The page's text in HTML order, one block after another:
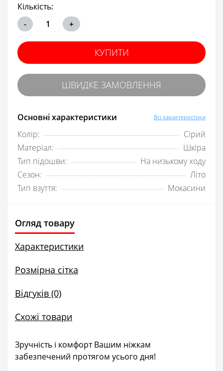
Основні характеристики Всі характеристики
Колір:
Сірий
Матеріал:
Шкіра
Тип підошви:
На низькому ходу
Сезон:
Літо
Тип взуття:
Мокасини
Кількість:
-
+
КУПИТИ
ШВИДКЕ ЗАМОВЛЕННЯ
Огляд товару
Характеристики
Розмірна сітка
Відгуків (0)
Схожі товари
Зручність і комфорт Вашим ніжкам
забезпечений протягом усього дня!